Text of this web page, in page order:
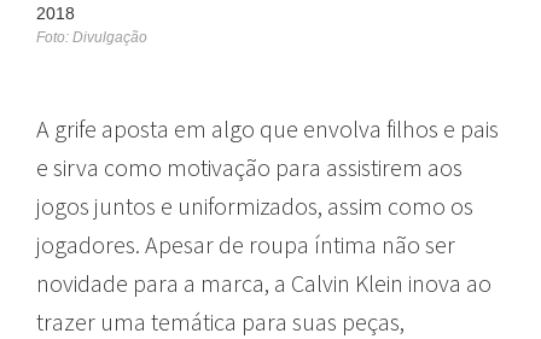
2018
Foto: Divulgação
A grife aposta em algo que envolva filhos e pais
e sirva como motivação para assistirem aos
jogos juntos e uniformizados, assim como os
jogadores. Apesar de roupa íntima não ser
novidade para a marca, a Calvin Klein inova ao
trazer uma temática para suas peças,